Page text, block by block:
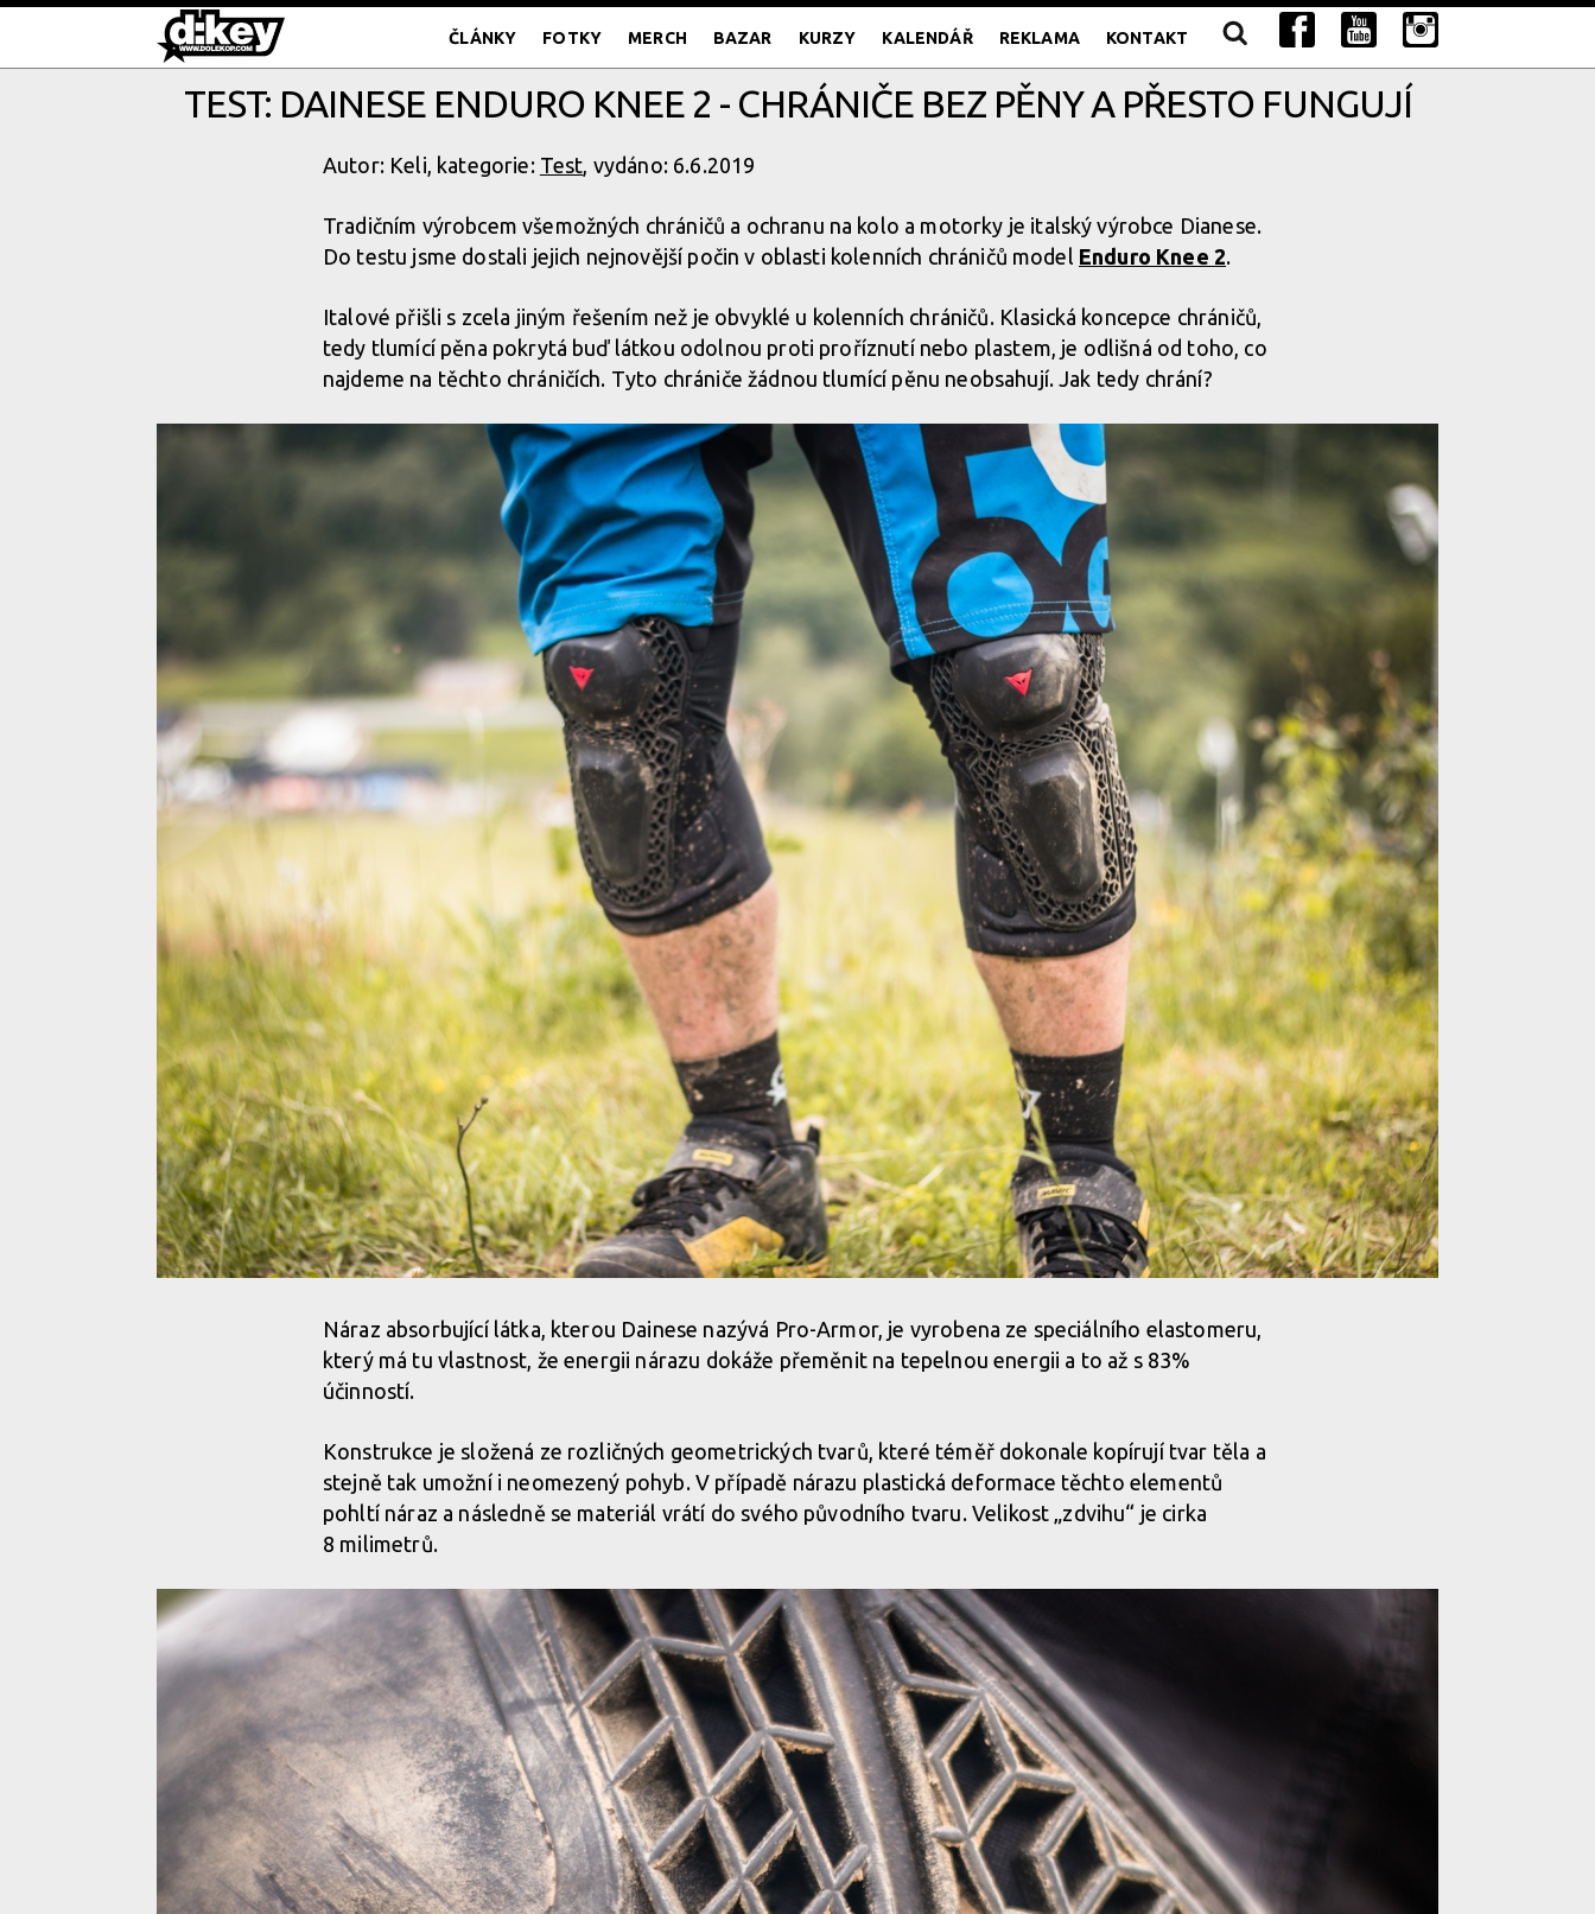
ČLÁNKY FOTKY MERCH BAZAR KURZY KALENDÁŘ REKLAMA KONTAKT
TEST: DAINESE ENDURO KNEE 2 - CHRÁNIČE BEZ PĚNY A PŘESTO FUNGUJÍ
Autor: Keli, kategorie: Test, vydáno: 6.6.2019
Tradičním výrobcem všemožných chráničů a ochranu na kolo a motorky je italský výrobce Dianese.
Do testu jsme dostali jejich nejnovější počin v oblasti kolenních chráničů model Enduro Knee 2.
Italové přišli s zcela jiným řešením než je obvyklé u kolenních chráničů. Klasická koncepce chráničů,
tedy tlumící pěna pokrytá buď látkou odolnou proti proříznutí nebo plastem, je odlišná od toho, co
najdeme na těchto chráničích. Tyto chrániče žádnou tlumící pěnu neobsahují. Jak tedy chrání?
Náraz absorbující látka, kterou Dainese nazývá Pro-Armor, je vyrobena ze speciálního elastomeru,
který má tu vlastnost, že energii nárazu dokáže přeměnit na tepelnou energii a to až s 83%
účinností.
Konstrukce je složená ze rozličných geometrických tvarů, které téměř dokonale kopírují tvar těla a
stejně tak umožní i neomezený pohyb. V případě nárazu plastická deformace těchto elementů
pohltí náraz a následně se materiál vrátí do svého původního tvaru. Velikost „zdvihu“ je cirka
8 milimetrů.